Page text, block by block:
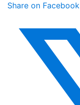
Share on Facebook